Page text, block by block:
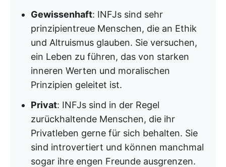
Gewissenhaft: INFJs sind sehr
prinzipientreue Menschen, die an Ethik
und Altruismus glauben. Sie versuchen,
ein Leben zu führen, das von starken
inneren Werten und moralischen
Prinzipien geleitet ist.
Privat: INFJs sind in der Regel
zurückhaltende Menschen, die ihr
Privatleben gerne für sich behalten. Sie
sind introvertiert und können manchmal
sogar ihre engen Freunde ausgrenzen.